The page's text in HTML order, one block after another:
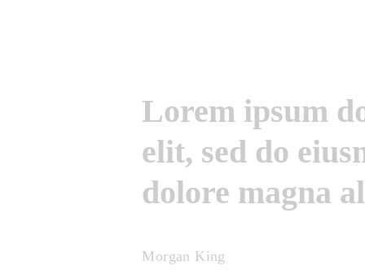
Lorem ipsum
elit, sed do
dolore magna
Morgan King